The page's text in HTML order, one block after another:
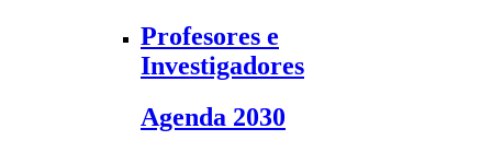
Profesores e
Investigadores
Agenda 2030